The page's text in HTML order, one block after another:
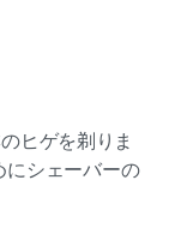
ヒゲを剃りま
にシェーバーの